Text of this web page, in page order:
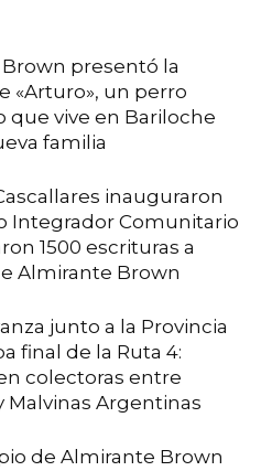
presentó la
«Arturo», un perro
que vive en Bariloche
familia
inauguraron
Integrador Comunitario
1500 escrituras a
Almirante Brown
junto a la Provincia
final de la Ruta 4:
colectoras entre
Malvinas Argentinas
de Almirante Brown